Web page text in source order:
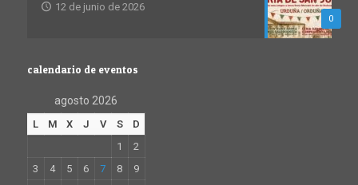
0
12 de junio de 2026
calendario de eventos
agosto 2026
L M X J V S
D
1
2
3
4 5 6 7 8 9